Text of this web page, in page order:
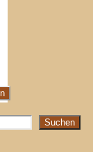
Suchen